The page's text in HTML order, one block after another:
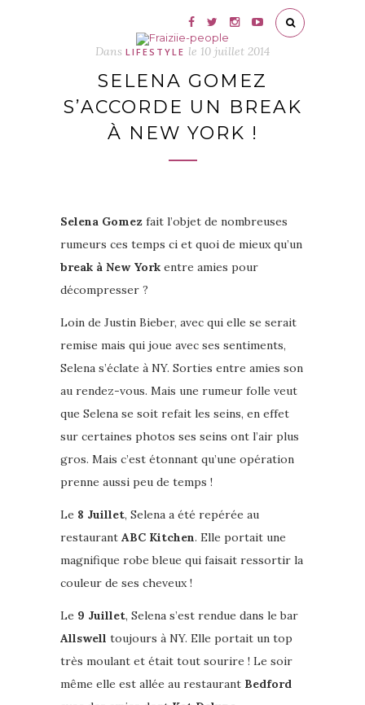
Dans LIFESTYLE le 10 juillet 2014
SELENA GOMEZ
S’ACCORDE UN BREAK
À NEW YORK !
Selena Gomez fait l’objet de nombreuses
rumeurs ces temps ci et quoi de mieux qu’un
break à New York entre amies pour
décompresser ?
Loin de Justin Bieber, avec qui elle se serait
remise mais qui joue avec ses sentiments,
Selena s’éclate à NY. Sorties entre amies son
au rendez-vous. Mais une rumeur folle veut
que Selena se soit refait les seins, en effet
sur certaines photos ses seins ont l’air plus
gros. Mais c’est étonnant qu’une opération
prenne aussi peu de temps !
Le 8 Juillet, Selena a été repérée au
restaurant ABC Kitchen. Elle portait une
magnifique robe bleue qui faisait ressortir la
couleur de ses cheveux !
Le 9 Juillet, Selena s’est rendue dans le bar
Allswell toujours à NY. Elle portait un top
très moulant et était tout sourire ! Le soir
même elle est allée au restaurant Bedford